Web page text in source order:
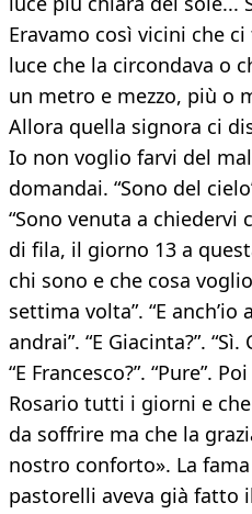
Eravamo così vicini che
luce che la circondava o
un metro e mezzo, più o
Allora quella signora ci
Io non voglio farvi del
domandai. “Sono del
“Sono venuta a chiedervi
di fila, il giorno 13 a
chi sono e che cosa
settima volta”. “E anch’io
andrai”. “E Giacinta?”.
“E Francesco?”. “Pure”.
Rosario tutti i giorni e
da soffrire ma che la
nostro conforto». La
pastorelli aveva già fatto